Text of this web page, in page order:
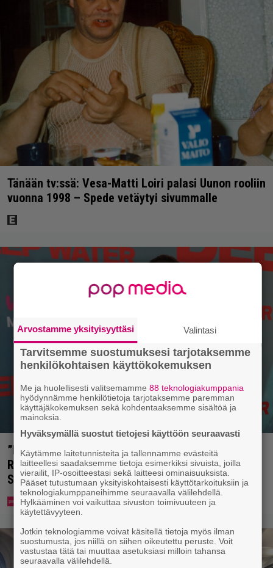
Tänään tv:ssä: Vesa-Matti Loiri palasi Uunon rooliin
vuonna 1998 – Spede vetäytyi sivummalle
”Nukuimme kaikki viisi samassa huoneessa” –
Renny Harlinin perhe vietti unelmien kesän
Suomessa
Arvostamme yksityisyyttäsi Valintasi
Tarvitsemme suostumuksesi tarjotaksemme
henkilökohtaisen käyttökokemuksen
Me ja huolellisesti valitsemamme 88 teknologiakumppania
hyödynnämme henkilötietoja tarjotaksemme paremman
käyttäjäkokemuksen sekä kohdentaaksemme sisältöä ja
mainoksia.
Hyväksymällä suostut tietojesi käyttöön seuraavasti
Käytämme laitetunnisteita ja tallennamme evästeitä
laitteellesi saadaksemme tietoja esimerkiksi sivuista, joilla
vierailit, IP-osoitteestasi sekä laitteesi ominaisuuksista.
Pääset tutustumaan yksityiskohtaisesti käyttötarkoituksiin ja
teknologiakumppaneihimme seuraavalla välilehdellä.
Hylkääminen voi vaikuttaa sivuston toimivuuteen ja
käytettävyyteen.
Jotkin teknologiamme voivat käsitellä tietoja myös ilman
suostumusta, jos niillä on siihen oikeutettu peruste. Voit
vastustaa tätä tai muuttaa asetuksiasi milloin tahansa
seuraavalla välilehdellä.